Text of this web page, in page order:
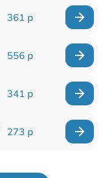
361 р
556 р
341 р
273 р